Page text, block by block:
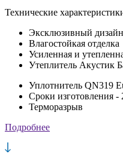
Технические
Эксклюзивный дизайн
Влагостойкая отделка
Усиленная и
Утеплитель Акустик
Уплотнитель QN319
Сроки изготовления -
Терморазрыв
Подробнее